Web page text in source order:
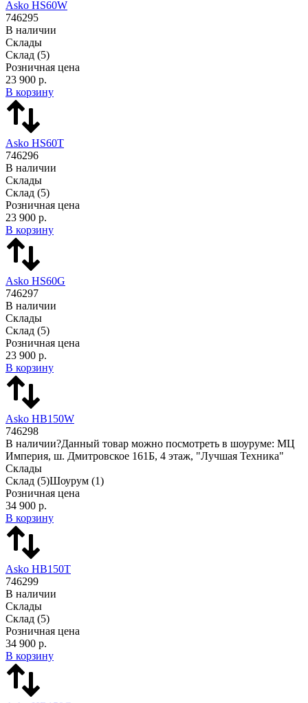
Asko HS60W
746295
В наличии
Склады
Склад (5)
Розничная цена
23 900 р.
В корзину
Asko HS60T
746296
В наличии
Склады
Склад (5)
Розничная цена
23 900 р.
В корзину
Asko HS60G
746297
В наличии
Склады
Склад (5)
Розничная цена
23 900 р.
В корзину
Asko HB150W
746298
В наличии?Данный товар можно посмотреть в шоуруме: МЦ
Империя, ш. Дмитровское 161Б, 4 этаж, "Лучшая Техника"
Склады
Склад (5)Шоурум (1)
Розничная цена
34 900 р.
В корзину
Asko HB150T
746299
В наличии
Склады
Склад (5)
Розничная цена
34 900 р.
В корзину